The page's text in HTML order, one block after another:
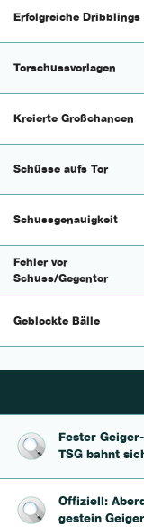
Erfolgreiche Dribblings
Torschussvorlagen
Kreierte Großchancen
Schüsse aufs Tor
Schussgenauigkeit
Fehler vor
Schuss/Gegentor
Geblockte Bälle
Fester
TSG bahnt
Offiziell:
ges­tein Geiger